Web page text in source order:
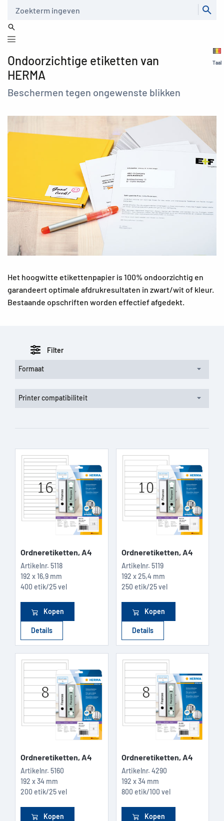
Taal
Ondoorzichtige etiketten van
HERMA
Beschermen tegen ongewenste blikken
Het hoogwitte etikettenpapier is 100% ondoorzichtig en
garandeert optimale afdrukresultaten in zwart/wit of kleur.
Bestaande opschriften worden effectief afgedekt.
Filter
Formaat
Printer compatibiliteit
Ordneretiketten, A4
Artikelnr. 5118
192 x 16,9 mm
400 etik/25 vel
Kopen
Details
Ordneretiketten, A4
Artikelnr. 5119
192 x 25,4 mm
250 etik/25 vel
Kopen
Details
Ordneretiketten, A4
Artikelnr. 5160
192 x 34 mm
200 etik/25 vel
Kopen
Ordneretiketten, A4
Artikelnr. 4290
192 x 34 mm
800 etik/100 vel
Kopen